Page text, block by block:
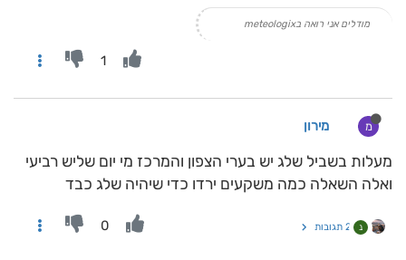
מודלים אני רואה בmeteologix
1
מ מירון
מעלות בשביל שלג יש בערי הצפון והמרכז מי יום שליש רביעי
ואלה השאלה כמה משקעים ירדו כדי שיהיה שלג כבד
נ 2 תגובות 0